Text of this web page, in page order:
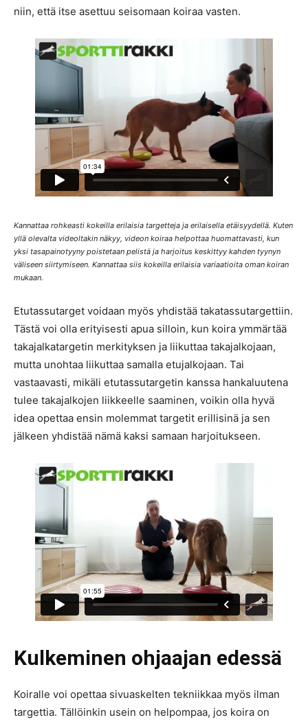
niin, että itse asettuu seisomaan koiraa vasten.
Kannattaa rohkeasti kokeilla erilaisia targetteja ja erilaisella etäisyydellä. Kuten
yllä olevalta videoltakin näkyy, videon koiraa helpottaa huomattavasti, kun
yksi tasapainotyyny poistetaan pelistä ja harjoitus keskittyy kahden tyynyn
väliseen siirtymiseen. Kannattaa siis kokeilla erilaisia variaatioita oman koiran
mukaan.
Etutassutarget voidaan myös yhdistää takatassutargettiin.
Tästä voi olla erityisesti apua silloin, kun koira ymmärtää
takajalkatargetin merkityksen ja liikuttaa takajalkojaan,
mutta unohtaa liikuttaa samalla etujalkojaan. Tai
vastaavasti, mikäli etutassutargetin kanssa hankaluutena
tulee takajalkojen liikkeelle saaminen, voikin olla hyvä
idea opettaa ensin molemmat targetit erillisinä ja sen
jälkeen yhdistää nämä kaksi samaan harjoitukseen.
Kulkeminen ohjaajan edessä
Koiralle voi opettaa sivuaskelten tekniikkaa myös ilman
targettia. Tällöinkin usein on helpompaa, jos koira on